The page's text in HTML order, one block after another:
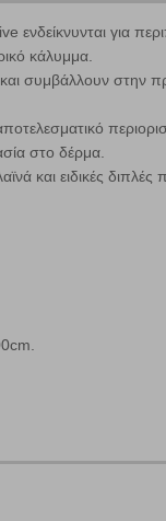
ενδείκνυνται για
κάλυμμα.
συμβάλλουν στην
στο δέρμα.
και ειδικές
κάντε
σας, οι
μέσω του
ή, εφ΄ όσον το
να
cookies, μπορεί
να ορισθούν από
λειτουργίες